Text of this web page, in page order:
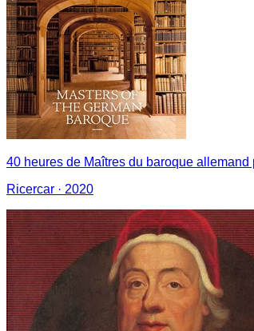
40 heures de Maîtres du baroque
Ricercar · 2020